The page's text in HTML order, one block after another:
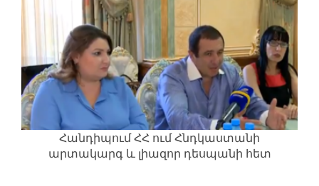
Հանդիպում ՀՀ ում Հնդկաստանի
արտակարգ և լիազոր դեսպանի հետ